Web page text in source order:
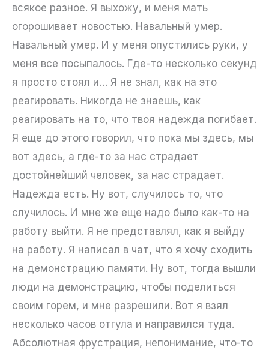
всякое разное. Я выхожу, и меня мать
огорошивает новостью. Навальный умер.
Навальный умер. И у меня опустились руки, у
меня все посыпалось. Где-то несколько секунд
я просто стоял и… Я не знал, как на это
реагировать. Никогда не знаешь, как
реагировать на то, что твоя надежда погибает.
Я еще до этого говорил, что пока мы здесь, мы
вот здесь, а где-то за нас страдает
достойнейший человек, за нас страдает.
Надежда есть. Ну вот, случилось то, что
случилось. И мне же еще надо было как-то на
работу выйти. Я не представлял, как я выйду
на работу. Я написал в чат, что я хочу сходить
на демонстрацию памяти. Ну вот, тогда вышли
люди на демонстрацию, чтобы поделиться
своим горем, и мне разрешили. Вот я взял
несколько часов отгула и направился туда.
Абсолютная фрустрация, непонимание, что-то